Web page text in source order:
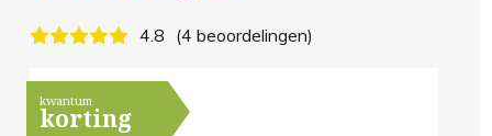
4.8 4 beoordelingen
kwantum
korting